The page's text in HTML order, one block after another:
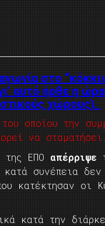
στο
αυτό ήρθε η
χώρους).
οποίου την
να
της ΕΠΟ απέρριψε
κατά συνέπεια
κατέκτησαν οι
κατά την